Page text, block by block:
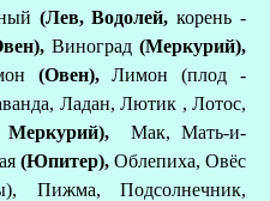
(Лев, Водолей,корень -
Виноград(Меркурий),
(Овен),Лимон (плод -
Ладан, Лютик , Лотос,
Меркурий), Мак, Мать-и-
(Юпитер), Облепиха, Овёс
Пижма, Подсолнечник,